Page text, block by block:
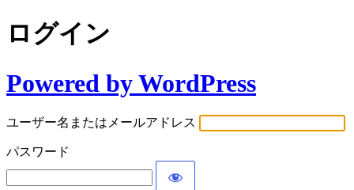
ログイン
Powered by WordPress
ユーザー名またはメールアドレス
パスワード